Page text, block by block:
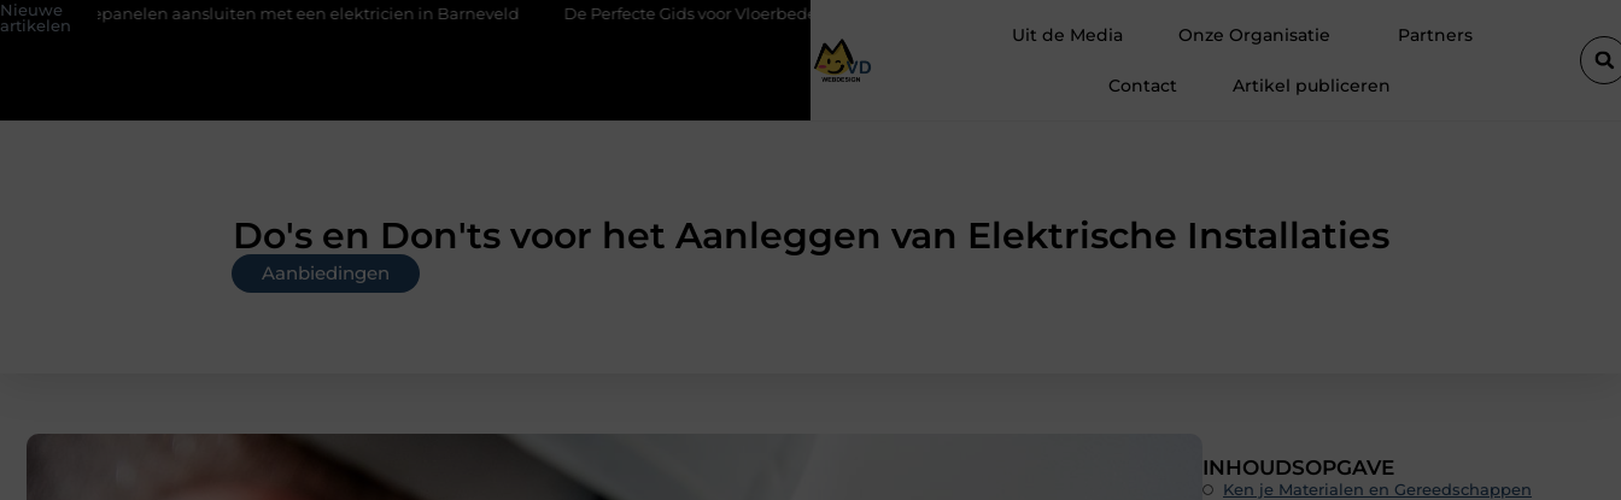
Nieuwe
artikelen
met een elektricien in Barneveld De Perfecte Gids voor Vloerbedekking in Purmerend
Uit de Media Onze Organisatie Partners
Contact Artikel publiceren
Do's en Don'ts voor het Aanleggen van Elektrische Installaties
Aanbiedingen
INHOUDSOPGAVE
Ken je Materialen en Gereedschappen